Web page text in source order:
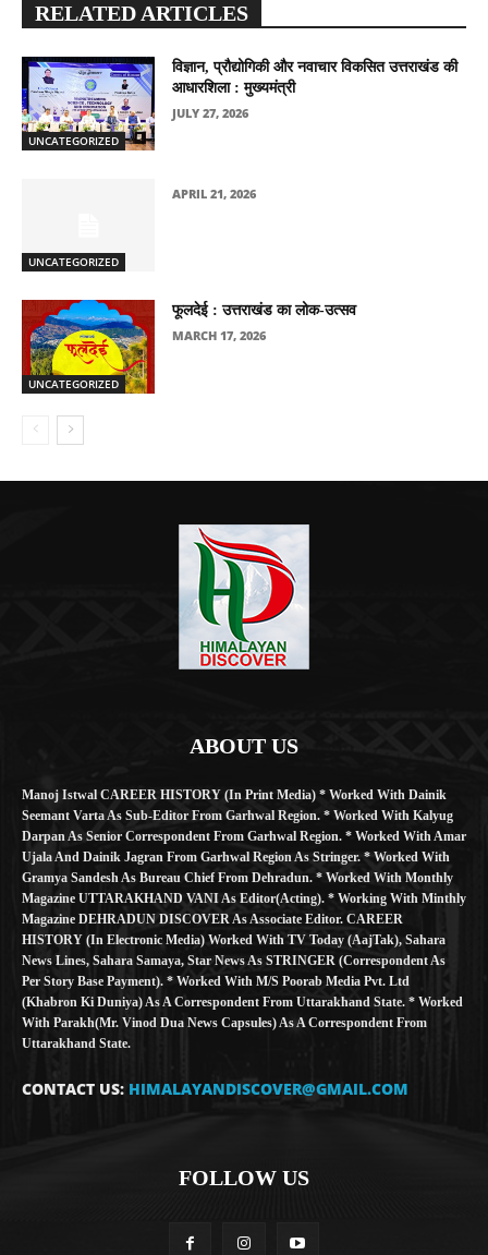
RELATED ARTICLES
UNCATEGORIZED
विज्ञान, प्रौद्योगिकी और नवाचार विकसित उत्तराखंड की
आधारशिला : मुख्यमंत्री
JULY 27, 2026
UNCATEGORIZED
APRIL 21, 2026
UNCATEGORIZED
फूलदेई : उत्तराखंड का लोक-उत्सव
MARCH 17, 2026
ABOUT US
Manoj Istwal CAREER HISTORY (in Print Media) * Worked With Dainik
Seemant Varta As Sub-Editor From Garhwal Region. * Worked With Kalyug
Darpan As Senior Correspondent From Garhwal Region. * Worked With Amar
Ujala And Dainik Jagran From Garhwal Region As Stringer. * Worked With
Gramya Sandesh As Bureau Chief From Dehradun. * Worked With Monthly
Magazine UTTARAKHAND VANI As Editor(Acting). * Working With Minthly
Magazine DEHRADUN DISCOVER As Associate Editor. CAREER
HISTORY (in Electronic Media) Worked With TV Today (AajTak), Sahara
News Lines, Sahara Samaya, Star News As STRINGER (Correspondent As
Per Story Base Payment). * Worked With M/S Poorab Media Pvt. Ltd
(Khabron Ki Duniya) As A Correspondent From Uttarakhand State. * Worked
With Parakh(Mr. Vinod Dua News Capsules) As A Correspondent From
Uttarakhand State.
CONTACT US: HIMALAYANDISCOVER@GMAIL.COM
FOLLOW US